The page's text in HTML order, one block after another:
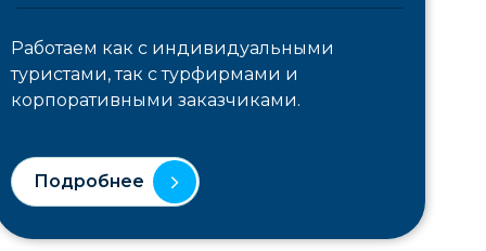
Работаем как с индивидуальными
туристами, так с турфирмами и
корпоративными заказчиками.
Подробнее